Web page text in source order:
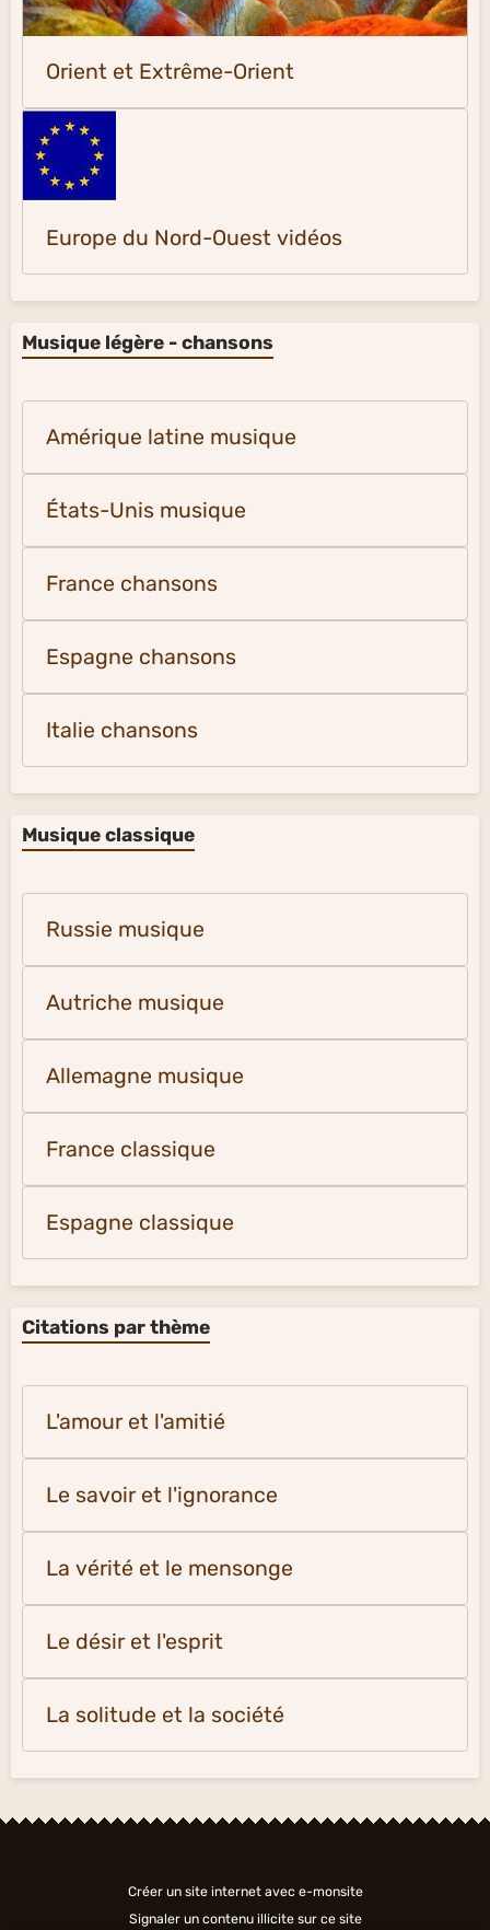
Orient et Extrême-Orient
Europe du Nord-Ouest vidéos
Musique légère - chansons
Amérique latine musique
États-Unis musique
France chansons
Espagne chansons
Italie chansons
Musique classique
Russie musique
Autriche musique
Allemagne musique
France classique
Espagne classique
Citations par thème
L'amour et l'amitié
Le savoir et l'ignorance
La vérité et le mensonge
Le désir et l'esprit
La solitude et la société
Créer un site internet avec e-monsite
Signaler un contenu illicite sur ce site